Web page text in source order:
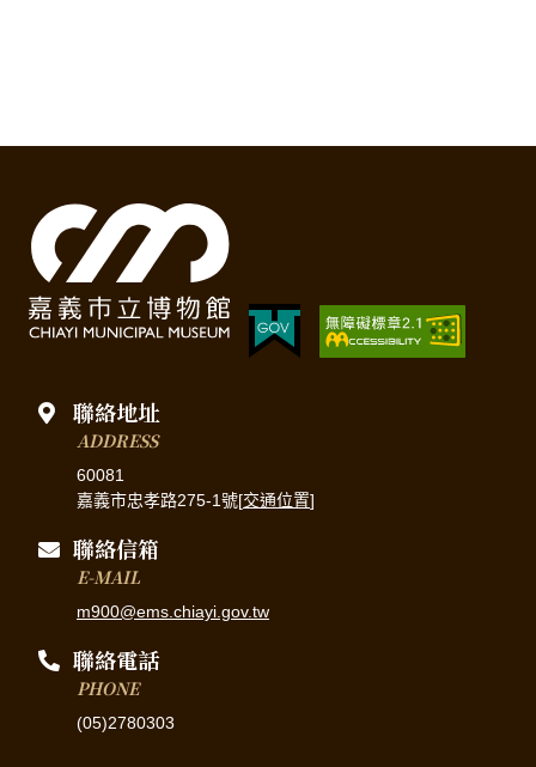
聯絡地址
ADDRESS
60081
嘉義市忠孝路275-1號[交通位置]
聯絡信箱
E-MAIL
m900@ems.chiayi.gov.tw
聯絡電話
PHONE
(05)2780303